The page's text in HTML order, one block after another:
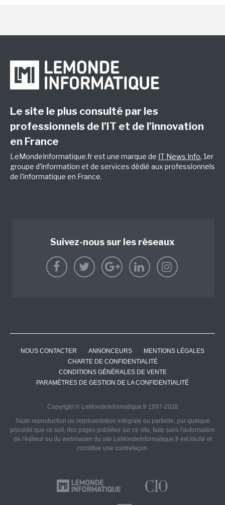
Le site le plus consulté par les
professionnels de l’IT et de l’innovation
en France
LeMondeInformatique.fr est une marque de IT News Info, 1er
groupe d'information et de services dédié aux professionnels
de l'informatique en France.
Suivez-nous sur les réseaux
NOUS CONTACTER ANNONCEURS
MENTIONS LÉGALES
CHARTE DE CONFIDENTIALITÉ
CONDITIONS GÉNÉRALES DE VENTE
PARAMÈTRES DE GESTION DE LA CONFIDENTIALITÉ
Copyright © LeMondeInformatique.fr 1997-2026
Toute reproduction ou représentation intégrale ou partielle, par quelque
procédé que ce soit, des pages publiées sur ce site, faite sans l'autorisation
de l'éditeur ou du webmaster du site LeMondeInformatique.fr est illicite et
constitue une contrefaçon.